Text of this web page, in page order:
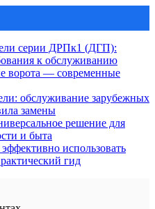
серии ДРПк1 (ДГП):
к обслуживанию
ворота — современные
обслуживание зарубежных
замены
решение для
и быта
использовать
гид